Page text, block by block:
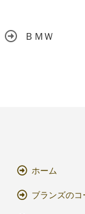
ＢＭＷ
ホーム
ブランズの